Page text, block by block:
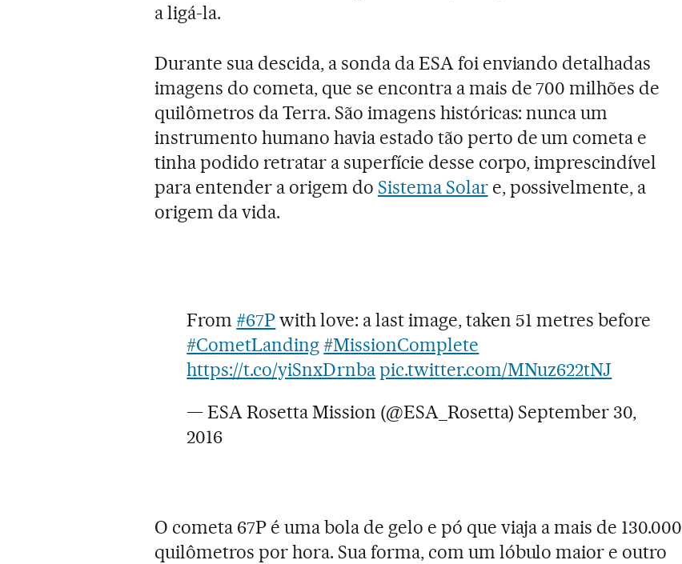
a ligá-la.
Durante sua descida, a sonda da ESA foi enviando detalhadas
imagens do cometa, que se encontra a mais de 700 milhões de
quilômetros da Terra. São imagens históricas: nunca um
instrumento humano havia estado tão perto de um cometa e
tinha podido retratar a superfície desse corpo, imprescindível
para entender a origem do Sistema Solare, possivelmente, a
origem da vida.
From #67Pwith love: a last image, taken 51 metres before
#CometLanding #MissionComplete
https://t.co/yiSnxDrnbapic.twitter.com/MNuz622tNJ
— ESA Rosetta Mission (@ESA_Rosetta) September 30,
2016
O cometa 67P é uma bola de gelo e pó que viaja a mais de 130.000
quilômetros por hora. Sua forma, com um lóbulo maior e outro